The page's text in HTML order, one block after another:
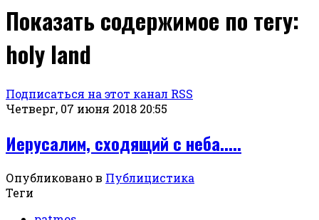
Показать содержимое по тегу:
holy land
Подписаться на этот канал RSS
Четверг, 07 июня 2018 20:55
Иерусалим, сходящий с неба.....
Опубликовано в Публицистика
Теги